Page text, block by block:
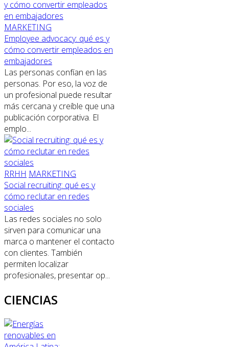
MARKETING
Employee advocacy: qué es y
cómo convertir empleados en
embajadores
Las personas confían en las
personas. Por eso, la voz de
un profesional puede resultar
más cercana y creíble que una
publicación corporativa. El
emplo...
RRHH MARKETING
Social recruiting: qué es y
cómo reclutar en redes
sociales
Las redes sociales no solo
sirven para comunicar una
marca o mantener el contacto
con clientes. También
permiten localizar
profesionales, presentar op...
CIENCIAS